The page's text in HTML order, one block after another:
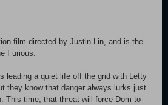
film directed by Justin Lin, and is the
Furious.
leading a quiet life off the grid with Letty
they know that danger always lurks just
This time, that threat will force Dom to